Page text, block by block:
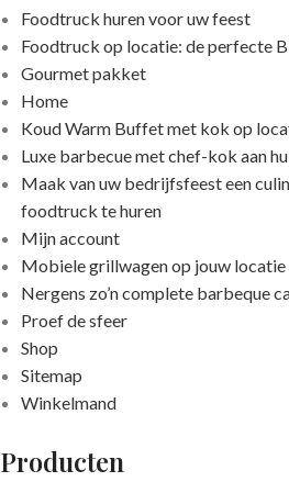
Foodtruck huren voor uw feest
Foodtruck op locatie: de perfecte
Gourmet pakket
Home
Koud Warm Buffet met kok op
Luxe barbecue met chef-kok aan
Maak van uw bedrijfsfeest een
foodtruck te huren
Mijn account
Mobiele grillwagen op jouw locatie
Nergens zo’n complete barbeque
Proef de sfeer
Shop
Sitemap
Winkelmand
Producten